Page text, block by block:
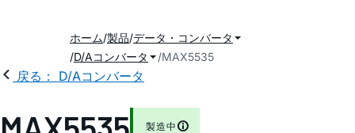
ホーム 製品 データ・コンバータ
D/Aコンバータ
MAX5535
戻る： D/Aコンバータ
製造中